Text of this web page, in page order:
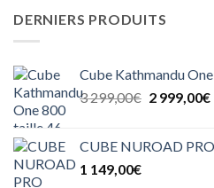
DERNIERS PRODUITS
Cube Kathmandu
3 299,00€ Le
était :
2 999,00€
CUBE NUROAD
1 149,00€